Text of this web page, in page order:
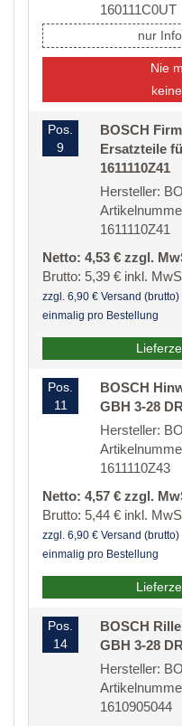
160111C0UT
nur
Nie
Pos.
9
BOSCH
Ersatzteile
1611110Z41
Hersteller:
1611110Z41
Netto: 4,53 € zzgl.
Brutto: 5,39 € inkl.
zzgl. 6,90 € Versand (brutto)
einmalig pro Bestellung
Pos.
11
BOSCH
GBH 3-28
Hersteller:
1611110Z43
Netto: 4,57 € zzgl.
Brutto: 5,44 € inkl.
zzgl. 6,90 € Versand (brutto)
einmalig pro Bestellung
Pos.
14
BOSCH
GBH 3-28
Hersteller:
1610905044